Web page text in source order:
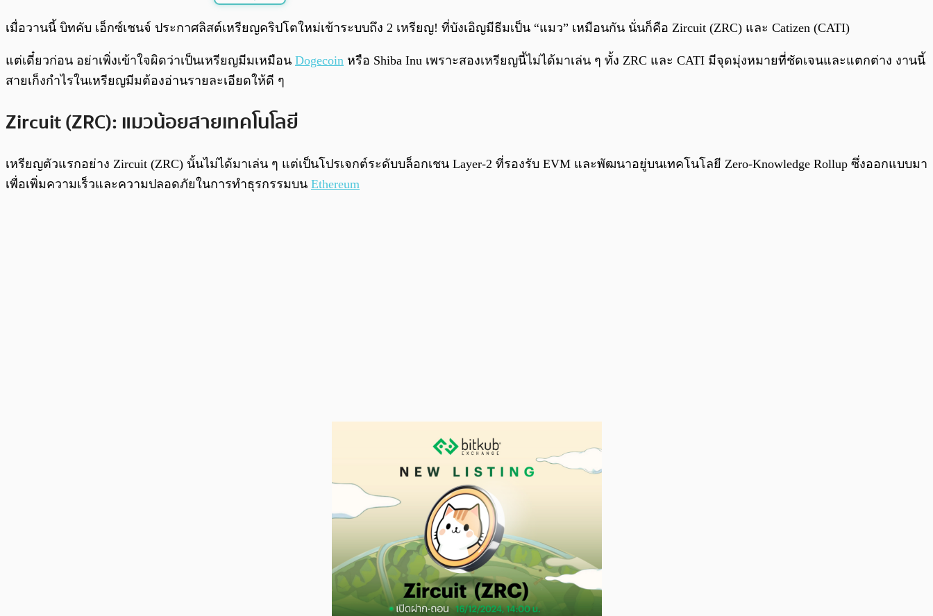
พร้อมเล่น 0:00
เมื่อวานนี้ บิทคับ เอ็กซ์เชนจ์ ประกาศลิสต์เหรียญคริปโตใหม่เข้าระบบถึง 2 เหรียญ! ที่บังเอิญมีธีมเป็น “แมว” เหมือนกัน นั่นก็คือ Zircuit (ZRC) และ Catizen (CATI)
แต่เดี๋ยวก่อน อย่าเพิ่งเข้าใจผิดว่าเป็นเหรียญมีมเหมือน Dogecoin หรือ Shiba Inu เพราะสองเหรียญนี้ไม่ได้มาเล่น ๆ ทั้ง ZRC และ CATI มีจุดมุ่งหมายที่ชัดเจนและแตกต่าง งานนี้
สายเก็งกำไรในเหรียญมีมต้องอ่านรายละเอียดให้ดี ๆ
Zircuit (ZRC): แมวน้อยสายเทคโนโลยี
เหรียญตัวแรกอย่าง Zircuit (ZRC) นั้นไม่ได้มาเล่น ๆ แต่เป็นโปรเจกต์ระดับบล็อกเชน Layer-2 ที่รองรับ EVM และพัฒนาอยู่บนเทคโนโลยี Zero-Knowledge Rollup ซึ่งออกแบบมา
เพื่อเพิ่มความเร็วและความปลอดภัยในการทำธุรกรรมบน Ethereum